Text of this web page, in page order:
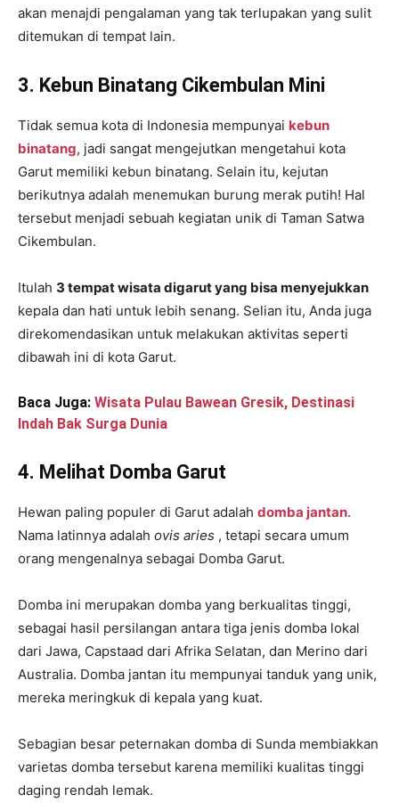
akan menajdi pengalaman yang tak terlupakan yang sulit
ditemukan di tempat lain.
3. Kebun Binatang Cikembulan Mini
Tidak semua kota di Indonesia mempunyai kebun
binatang, jadi sangat mengejutkan mengetahui kota
Garut memiliki kebun binatang. Selain itu, kejutan
berikutnya adalah menemukan burung merak putih! Hal
tersebut menjadi sebuah kegiatan unik di Taman Satwa
Cikembulan.
Itulah 3 tempat wisata digarut yang bisa menyejukkan
kepala dan hati untuk lebih senang. Selian itu, Anda juga
direkomendasikan untuk melakukan aktivitas seperti
dibawah ini di kota Garut.
Baca Juga: Wisata Pulau Bawean Gresik, Destinasi
Indah Bak Surga Dunia
4. Melihat Domba Garut
Hewan paling populer di Garut adalah domba jantan.
Nama latinnya adalah ovis aries , tetapi secara umum
orang mengenalnya sebagai Domba Garut.
Domba ini merupakan domba yang berkualitas tinggi,
sebagai hasil persilangan antara tiga jenis domba lokal
dari Jawa, Capstaad dari Afrika Selatan, dan Merino dari
Australia. Domba jantan itu mempunyai tanduk yang unik,
mereka meringkuk di kepala yang kuat.
Sebagian besar peternakan domba di Sunda membiakkan
varietas domba tersebut karena memiliki kualitas tinggi
daging rendah lemak.